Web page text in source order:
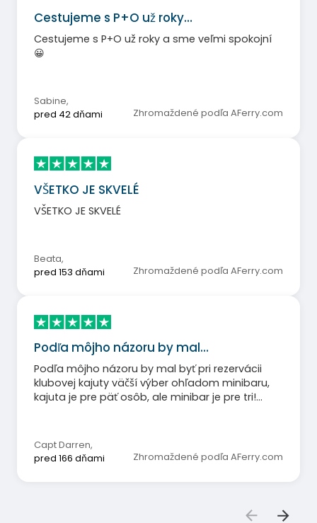
Cestujeme s P+O už roky…
Cestujeme s P+O už roky a sme veľmi spokojní
😀
Sabine,
pred 42 dňami
Zhromaždené podľa AFerry.com
VŠETKO JE SKVELÉ
VŠETKO JE SKVELÉ
Beata,
pred 153 dňami
Zhromaždené podľa AFerry.com
Podľa môjho názoru by mal…
Podľa môjho názoru by mal byť pri rezervácii
klubovej kajuty väčší výber ohľadom minibaru,
kajuta je pre päť osôb, ale minibar je pre tri!
Capt Darren,
pred 166 dňami
Zhromaždené podľa AFerry.com